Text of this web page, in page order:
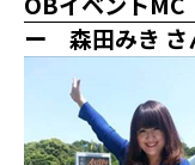
ー 森田みき さ